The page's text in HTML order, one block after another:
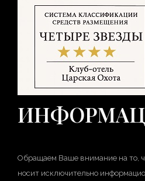
Обращаем Ваше внимание на то,
носит исключительно